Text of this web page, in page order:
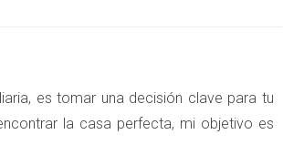
significativo. Cuando se ejecutan
el seguimiento y análisis de datos, puedes
es tomar una decisión clave para tu
la casa perfecta, mi objetivo es